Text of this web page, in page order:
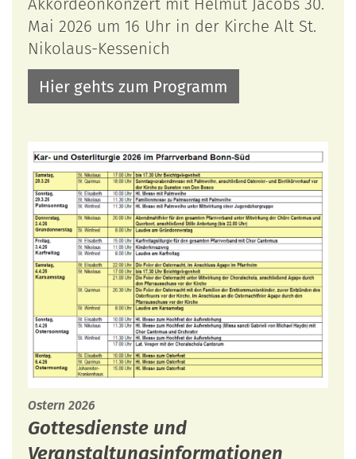
Akkordeonkonzert mit Helmut Jacobs 30.
Mai 2026 um 16 Uhr in der Kirche Alt St.
Nikolaus-Kessenich
Hier gehts zum Programm
Ostern 2026
Gottesdienste und
Veranstaltungsinformationen